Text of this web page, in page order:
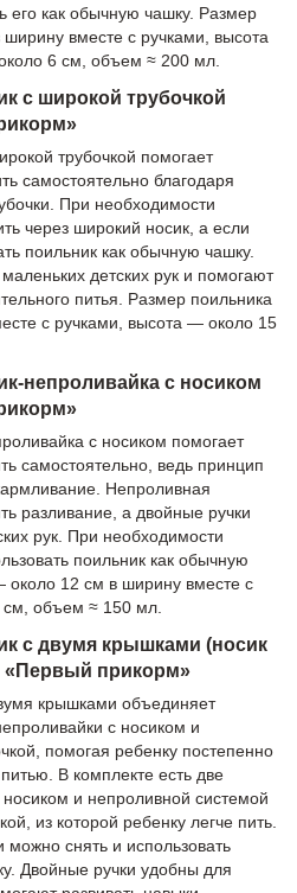
его как обычную чашку. Размер
вместе с ручками, высота
6 см, объем ≈ 200 мл.
с широкой трубочкой
трубочкой помогает
самостоятельно благодаря
При необходимости
через широкий носик, а если
поильник как обычную чашку.
детских рук и помогают
питья. Размер поильника
с ручками, высота — около 15
непроливайка с носиком
с носиком помогает
самостоятельно, ведь принцип
Непроливная
разливание, а двойные ручки
рук. При необходимости
поильник как обычную
12 см в ширину вместе с
см, объем ≈ 150 мл.
с двумя крышками (носик
«Первый прикорм»
крышками объединяет
с носиком и
помогая ребенку постепенно
В комплекте есть две
и непроливной системой
из которой ребенку легче пить.
снять и использовать
Двойные ручки удобны для